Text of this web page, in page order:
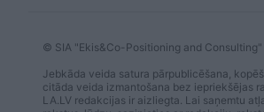
© SIA "Ekis&Co-Positioning and Consulting"
Jebkāda veida satura pārpublicēšana,
citāda veida izmantošana bez iepriekšējas
LA.LV redakcijas ir aizliegta. Lai saņemtu